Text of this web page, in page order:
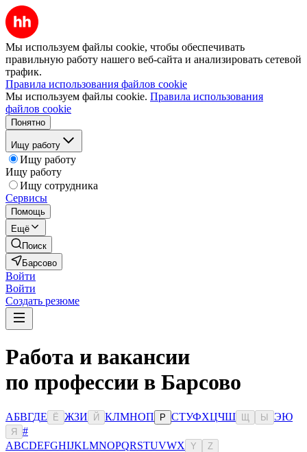
Мы используем файлы cookie, чтобы обеспечивать
правильную работу нашего веб-сайта и анализировать сетевой
трафик.
Правила использования файлов cookie
Мы используем файлы cookie. Правила использования
файлов cookie
Понятно
Ищу работу
Ищу работу
Ищу работу
Ищу сотрудника
Сервисы
Помощь
Ещё
Поиск
Барсово
Войти
Войти
Создать резюме
Работа и вакансии
по профессии в Барсово
АБВГДЕ Ё ЖЗИ Й КЛМНОП Р СТУФХЦЧШ Ы ЭЮ
Я
#
ABCDEFGHIJKLMNOPQRSTUVWX Y Z